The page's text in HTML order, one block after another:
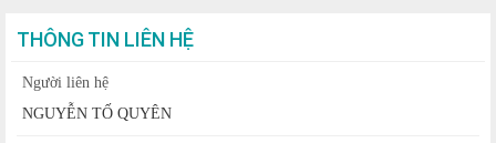
THÔNG TIN LIÊN HỆ
Người liên hệ
NGUYỄN TỐ QUYÊN